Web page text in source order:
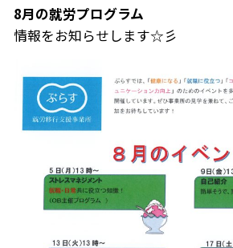
8月の就労プログラム
情報をお知らせします☆彡